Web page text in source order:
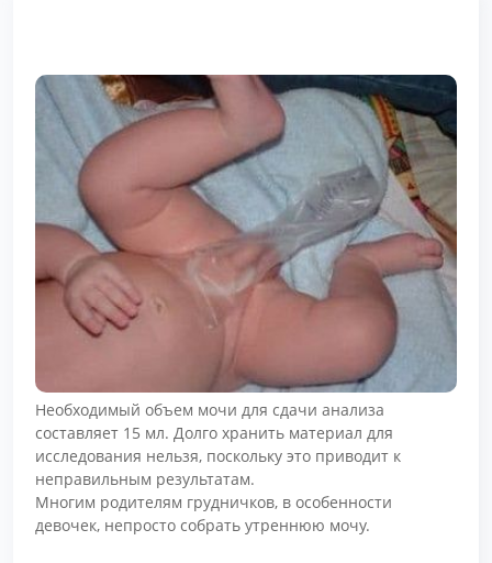
Необходимый объем мочи для сдачи анализа
составляет 15 мл. Долго хранить материал для
исследования нельзя, поскольку это приводит к
неправильным результатам.
Многим родителям грудничков, в особенности
девочек, непросто собрать утреннюю мочу.